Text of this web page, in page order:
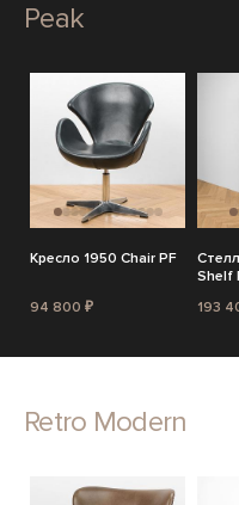
Peak
Кресло 1950 Chair PF
94 800 ₽
Shelf
193
Retro Modern